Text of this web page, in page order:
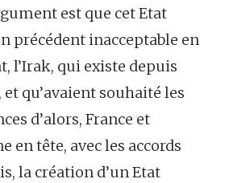
est que cet Etat
précédent inacceptable en
l’Irak, qui existe depuis
et qu’avaient souhaité les
d’alors, France et
en tête, avec les accords
la création d’un Etat